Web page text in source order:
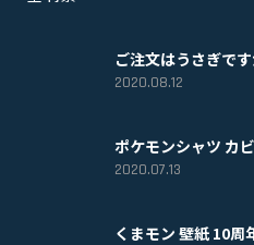
ご注文はうさぎで
2020.08.12
ポケモンシャツ カ
2020.07.13
くまモン 壁紙 10周